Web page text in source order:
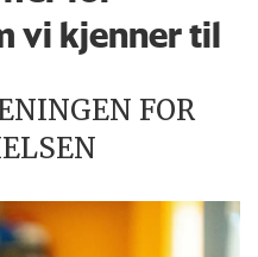
vi kjenner til
FOR